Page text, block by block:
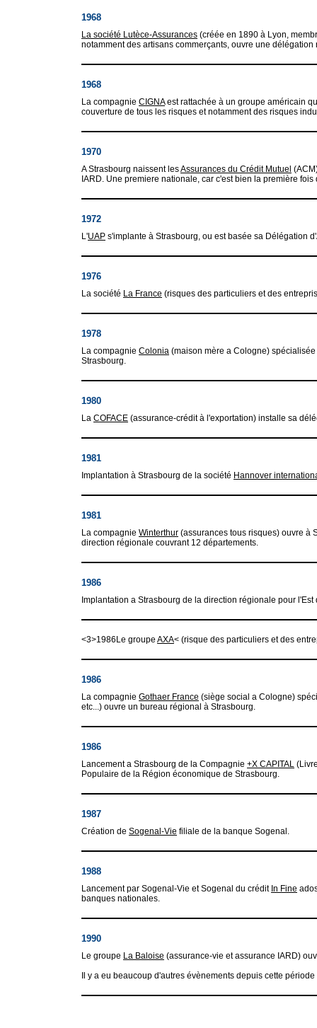
1968
La société Lutèce-Assurances (créée en 1890 à Lyon,
notamment des artisans commerçants, ouvre une
1968
La compagnie CIGNAest rattachée à un groupe américain
couverture de tous les risques et notamment des risques
1970
A Strasbourg naissent lesAssurances du Crédit Mutuel
IARD. Une premiere nationale, car c'est bien la première
1972
L'UAP s'implante à Strasbourg, ou est basée sa Délégation
1976
La société La France (risques des particuliers et des
1978
La compagnie Colonia (maison mère a Cologne)
Strasbourg.
1980
La COFACE (assurance-crédit à l'exportation) installe sa
1981
Implantation à Strasbourg de la société Hannover
1981
La compagnie Winterthur (assurances tous risques) ouvre à
direction régionale couvrant 12 départements.
1986
Implantation a Strasbourg de la direction régionale pour
<3>1986Le groupe AXA< (risque des particuliers et des
1986
La compagnie Gothaer France (siège social a Cologne)
etc...) ouvre un bureau régional à Strasbourg.
1986
Lancement a Strasbourg de la Compagnie +X CAPITAL
Populaire de la Région économique de Strasbourg.
1987
Création de Sogenal-Vie filiale de la banque Sogenal.
1988
Lancement par Sogenal-Vie et Sogenal du crédit In Fine
banques nationales.
1990
Le groupe La Baloise (assurance-vie et assurance IARD)
Il y a eu beaucoup d'autres évènements depuis cette